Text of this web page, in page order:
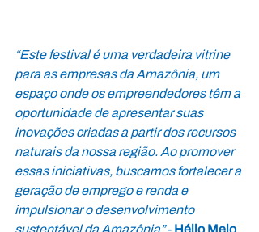
“Este festival é uma verdadeira vitrine
para as empresas da Amazônia, um
espaço onde os empreendedores têm a
oportunidade de apresentar suas
inovações criadas a partir dos recursos
naturais da nossa região. Ao promover
essas iniciativas, buscamos fortalecer a
geração de emprego e renda e
impulsionar o desenvolvimento